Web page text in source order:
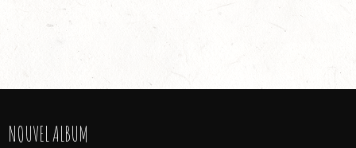
NOUVEL ALBUM